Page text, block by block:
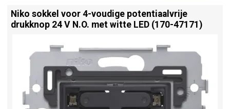
Niko sokkel voor 4-voudige potentiaalvrije
drukknop 24 V N.O. met witte LED (170-47171)